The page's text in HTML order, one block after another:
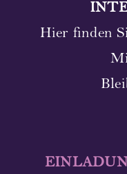
Hier finden